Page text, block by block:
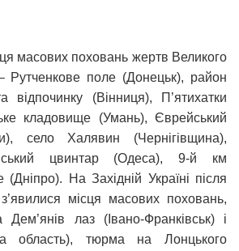
масових поховань жертв Великого
Рутченкове поле (Донецьк), район
відпочинку (Вінниця), П’ятихатки
кладовище (Умань), Єврейський
село Халявин (Чернігівщина),
цвинтар (Одеса), 9-й км
(Дніпро). На Західній Україні після
місця масових поховань,
лаз (Івано-Франківськ) і
область), тюрма на Лонцького